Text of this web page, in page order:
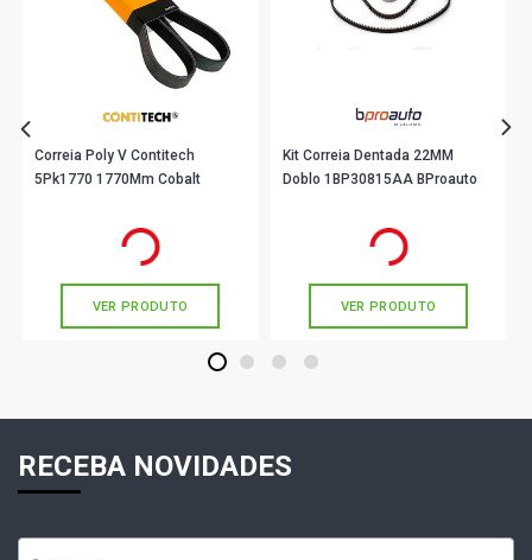
Correia Poly V Contitech
5Pk1770 1770Mm Cobalt
em até 1x de
VER PRODUTO
Kit Correia Dentada 22MM
Doblo 1BP30815AA BProauto
em até 5x de
VER PRODUTO
1 2 3 4
RECEBA NOVIDADES